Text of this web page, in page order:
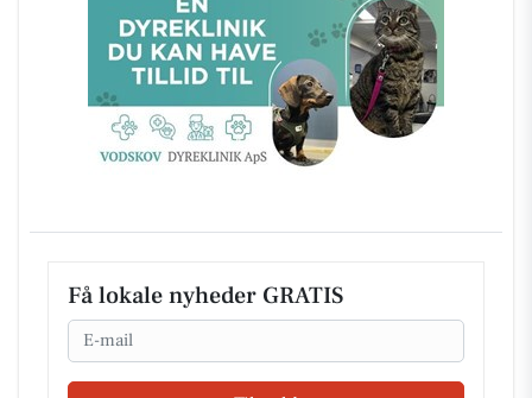
Få lokale nyheder GRATIS
Email